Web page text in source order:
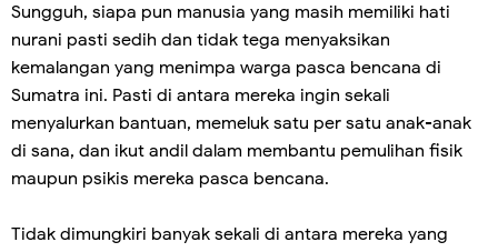
Sungguh, siapa pun manusia yang masih memiliki hati
nurani pasti sedih dan tidak tega menyaksikan
kemalangan yang menimpa warga pasca bencana di
Sumatra ini. Pasti di antara mereka ingin sekali
menyalurkan bantuan, memeluk satu per satu anak-anak
di sana, dan ikut andil dalam membantu pemulihan fisik
maupun psikis mereka pasca bencana.
Tidak dimungkiri banyak sekali di antara mereka yang